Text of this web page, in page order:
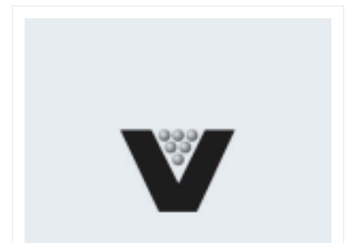
Favoritos